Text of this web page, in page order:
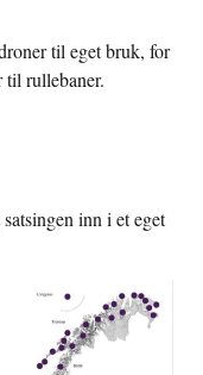
til eget bruk, for
til rullebaner.
inn i et eget